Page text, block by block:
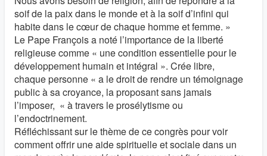
soif de la paix dans le monde et à la soif d’infini qui
habite dans le cœur de chaque homme et femme. »
Le Pape François a noté l’importance de la liberté
religieuse comme « une condition essentielle pour le
développement humain et intégral ». Crée libre,
chaque personne « a le droit de rendre un témoignage
public à sa croyance, la proposant sans jamais
l’imposer, « à travers le prosélytisme ou
l’endoctrinement.
Réfléchissant sur le thème de ce congrès pour voir
comment offrir une aide spirituelle et sociale dans un